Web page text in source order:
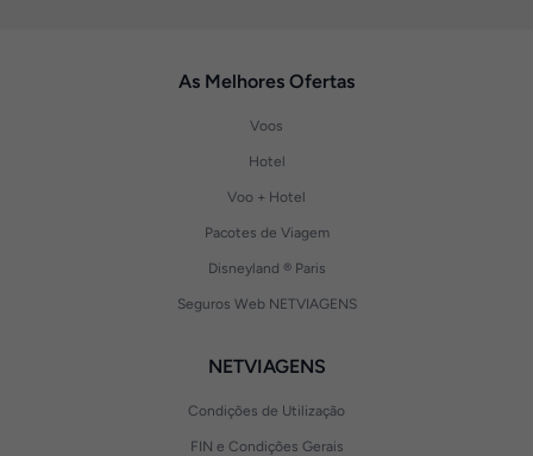
As Melhores Ofertas
Voos
Hotel
Voo + Hotel
Pacotes de Viagem
Disneyland ® Paris
Seguros Web NETVIAGENS
NETVIAGENS
Condições de Utilização
FIN e Condições Gerais